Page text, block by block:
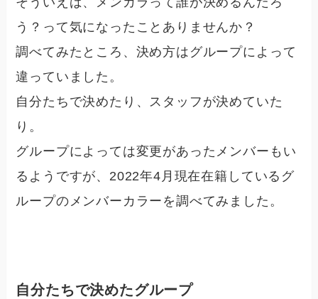
う？って気になったことありませんか？
調べてみたところ、 決め方はグループによって
違っていました。
自分たちで決めたり、スタッフが決めていた
り。
グループによっては変更があったメンバーもい
るようですが、2022年4月現在在籍しているグ
ループのメンバーカラーを調べてみました。
自分たちで決めたグループ